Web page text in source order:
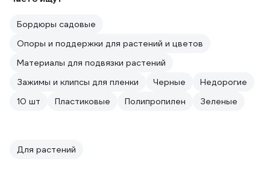
Бордюры садовые
Опоры и поддержки для растений и цветов
Материалы для подвязки растений
Зажимы и клипсы для пленки
Черные
Недорогие
10 шт
Пластиковые Полипропилен Зеленые
Для растений